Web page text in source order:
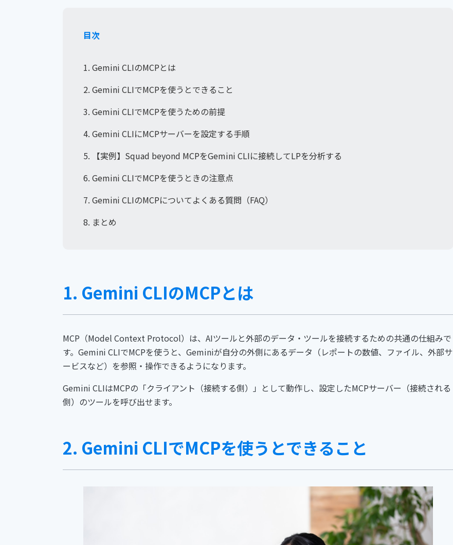
目次
1. Gemini CLIのMCPとは
2. Gemini CLIでMCPを使うとできること
3. Gemini CLIでMCPを使うための前提
4. Gemini CLIにMCPサーバーを設定する手順
5. 【実例】Squad beyond MCPをGemini CLIに接続してLPを分析する
6. Gemini CLIでMCPを使うときの注意点
7. Gemini CLIのMCPについてよくある質問（FAQ）
8. まとめ
1. Gemini CLIのMCPとは
MCP（Model Context Protocol）は、AIツールと外部のデータ・ツールを接続するための共通の仕組みで
す。Gemini CLIでMCPを使うと、Geminiが自分の外側にあるデータ（レポートの数値、ファイル、外部サ
ービスなど）を参照・操作できるようになります。
Gemini CLIはMCPの「クライアント（接続する側）」として動作し、設定したMCPサーバー（接続される
側）のツールを呼び出せます。
2. Gemini CLIでMCPを使うとできること